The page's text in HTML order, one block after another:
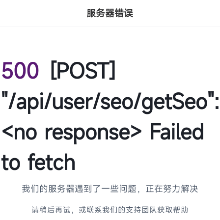
服务器错误
500 [POST]
"/api/user/seo/getSeo":
<no response> Failed
to fetch
我们的服务器遇到了一些问题，正在努力解决
请稍后再试，或联系我们的支持团队获取帮助